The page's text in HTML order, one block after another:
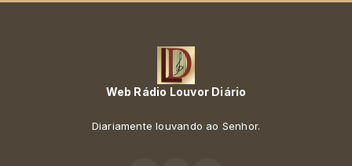
Web Rádio Louvor Diário
Diariamente louvando ao Senhor.